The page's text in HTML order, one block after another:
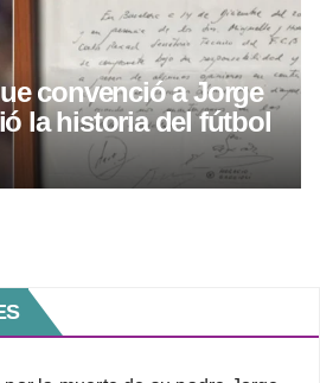
convenció a Jorge
la historia del fútbol